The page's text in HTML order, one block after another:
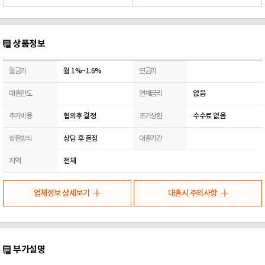
상품정보
월금리 월 1%~1.6% 연금리
대출한도 연체금리 없음
추가비용 협의후 결정 조기상환 수수료 없음
상환방식 상담 후 결정 대출기간
지역 전체
업체정보 상세보기 대출시 주의사항
부가설명